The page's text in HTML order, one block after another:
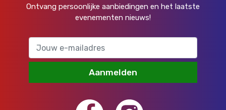
Ontvang persoonlijke aanbiedingen en het laatste
evenementen nieuws!
Aanmelden